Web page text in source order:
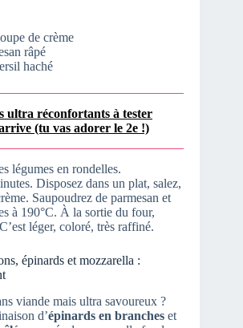
de crème
râpé
haché
ultra réconfortants à tester
(tu vas adorer le 2e !)
légumes en rondelles.
Disposez dans un plat, salez,
Saupoudrez de parmesan et
à 190°C. À la sortie du four,
léger, coloré, très raffiné.
épinards et mozzarella :
viande mais ultra savoureux ?
d’épinards en branches et